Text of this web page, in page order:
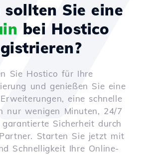
Sie eine
bei Hostico
Sie Hostico für Ihre
und genießen Sie eine
eine schnelle
nur wenigen Minuten, 24/7
Sicherheit durch
Starten Sie jetzt mit
Schnelligkeit Ihre Online-